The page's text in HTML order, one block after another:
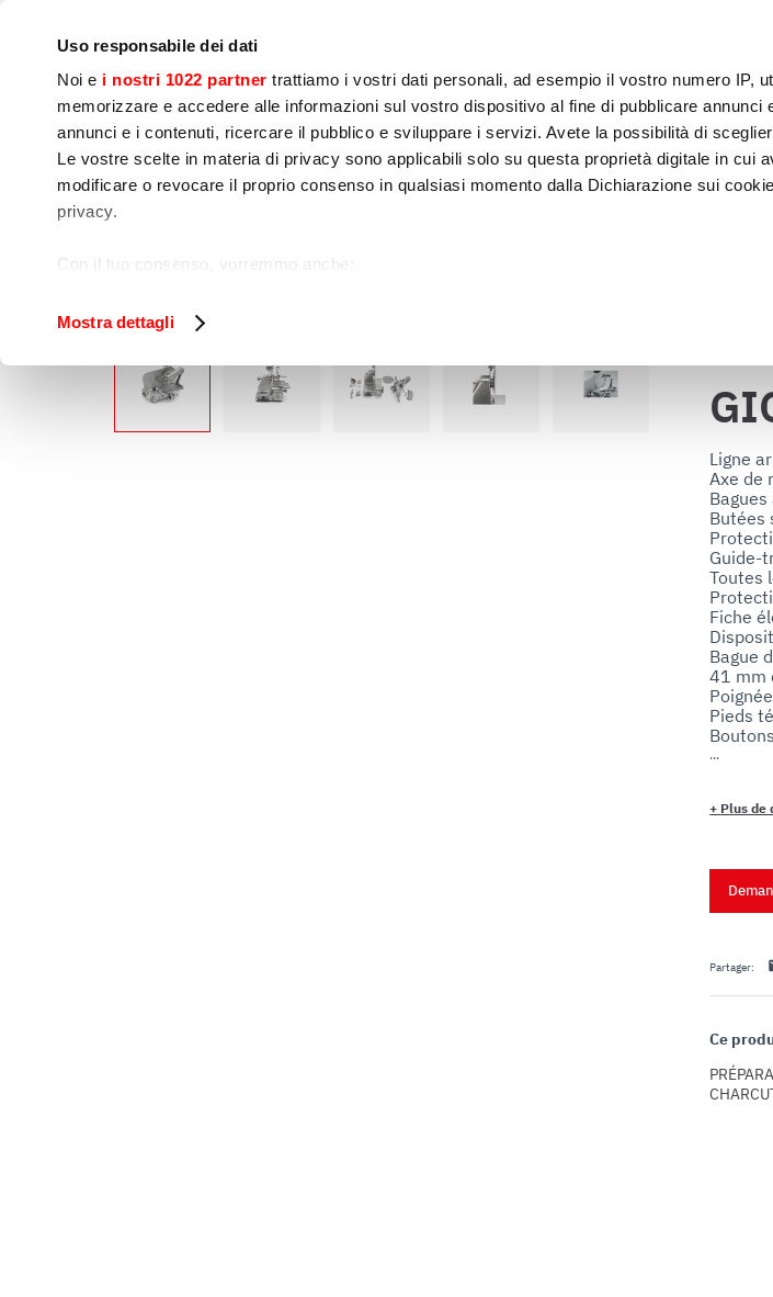
Uso responsabile dei dati
Noi e i nostri 1022 partner trattiamo i vostri dati personali, ad esempio il vostro numero IP,
memorizzare e accedere alle informazioni sul vostro dispositivo al fine di pubblicare
annunci e i contenuti, ricercare il pubblico e sviluppare i servizi. Avete la possibilità di
Le vostre scelte in materia di privacy sono applicabili solo su questa proprietà digitale in cui
modificare o revocare il proprio consenso in qualsiasi momento dalla Dichiarazione sui
privacy.
Con il tuo consenso, vorremmo anche:
Identificare il tuo dispositivo, scansionandolo attivamente alla ricerca di caratteristiche
tuo consenso in qualsiasi momento dalla Dichiarazione sui cookie.
Utilizziamo i cookie per garantire che l’utente possa usufruire del servizio richiesto, per
funzionalità dei social media e per analizzare il nostro traffico. Condividiamo inoltre
sito con i nostri partner che si occupano di analisi dei dati web, pubblicità e social media, i
Mostra dettagli
Cuisson
Préparation
dynamique
Emballage Cellules
vitrines
Ligne
Axe de
Butées
Guide-
Toutes
Fiche
Bague
41 mm
Pieds
+ Plus de
Partager:
Ce